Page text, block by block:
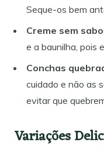
Seque-os bem
Creme sem
e a baunilha, pois
Conchas
cuidado e não as
evitar que
Variações